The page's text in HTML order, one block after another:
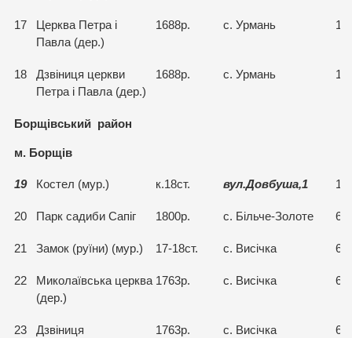
17
Церква Петра і
Павла (дер.)
1688р. с. Урмань
18
Дзвіниця церкви
Петра і Павла (дер.)
1688р. с. Урмань
Борщівський район
м. Борщів
19 Костел (мур.) к.18ст. вул.Довбуша,1
20 Парк садиби Сапіг 1800р. с. Більче-Золоте
21 Замок (руїни) (мур.) 17-18ст. с. Висічка
22
Миколаївська церква
(дер.)
1763р. с. Висічка
23
Дзвіниця
1763р. с. Висічка